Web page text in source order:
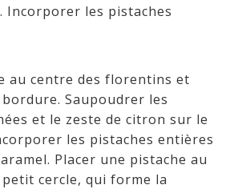
Incorporer les pistaches
au centre des florentins et
bordure. Saupoudrer les
et le zeste de citron sur le
les pistaches entières
Placer une pistache au
cercle, qui forme la